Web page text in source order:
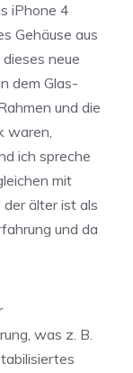
iPhone 4
Gehäuse aus
neue
dem Glas-
und die
waren,
ich spreche
mit
älter ist als
und da
was z. B.